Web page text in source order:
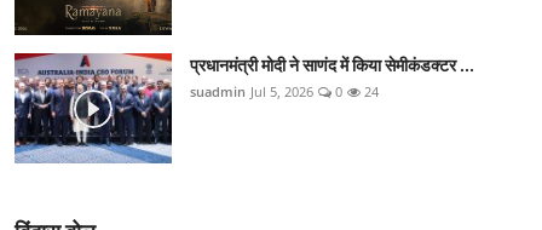
प्रधानमंत्री मोदी ने साणंद में किया सेमीकंडक्टर ...
suadmin Jul 5, 2026 0 24